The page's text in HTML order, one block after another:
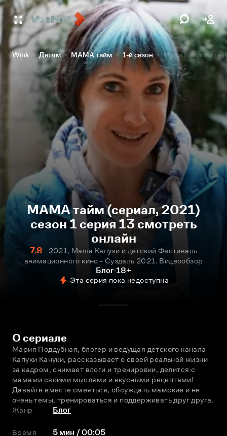
Wink Детям МАМА тайм 1-й сезон Маша Капуки и
МАМА тайм (сериал, 2021)
сезон 1 серия 13 смотреть
онлайн
7.8
2021, Маша Капуки и детский Фестиваль
анимационного кино - Суздаль 2021. Видеообзор
Блог 18+
Эта серия пока недоступна
О сериале
Мария Поддубная, блогер и ведущая детского канала
Капуки Кануки, рассказывает о своей реальной жизни
за кадром, снимает влоги и тренировки, делится с
мамами своими мыслями и вкусными рецептами!
Давайте вместе смеяться, обсуждать мамские и не
очень темы, тренироваться и поддерживать друг друга.
Жанр
Блог
Время 5 мин / 00:05